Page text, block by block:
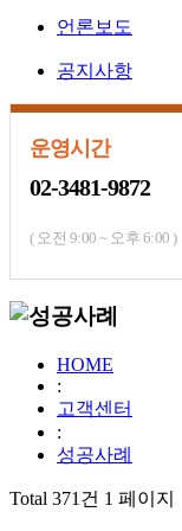
언론보도
공지사항
운영시간
02-3481-9872
( 오전 9:00 ~ 오후 6:00 )
HOME
:
고객센터
:
성공사례
Total 371건 1 페이지